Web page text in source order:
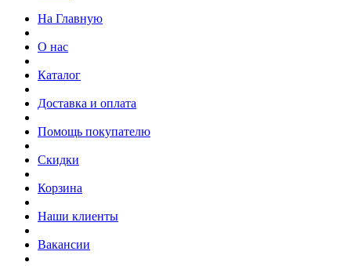
На Главную
О нас
Каталог
Доставка и оплата
Помощь покупателю
Скидки
Корзина
Наши клиенты
Вакансии